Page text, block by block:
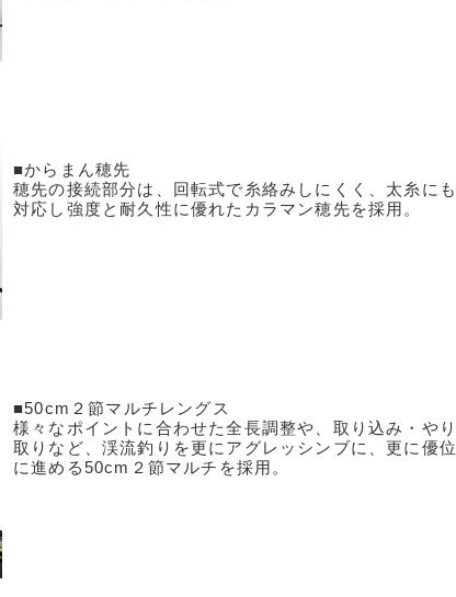
■からまん穂先
穂先の接続部分は、回転式で糸絡みしにくく、太糸にも
対応し強度と耐久性に優れたカラマン穂先を採用。
■50cm２節マルチレングス
様々なポイントに合わせた全長調整や、取り込み・やり
取りなど、渓流釣りを更にアグレッシンブに、更に優位
に進める50cm２節マルチを採用。